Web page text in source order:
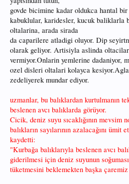
govde bicimine kadar oldukca hantal
kabuklular, karidesler, kucuk baliklarla
oltalarina, arada sirada
da caparilere atladigi oluyor. Dip
olarak geliyor. Artisiyla aslinda
vermiyor.Onlarin yemlerine dadaniyor,
ozel disleri oltalari kolayca
zedeliyerek mundar ediyor.
uzmanlar, bu balıklardan kurtulmanın
beslenen avcı balıklarda görüyor.
Cicik, deniz suyu sıcaklığının mevsim
balıkların sayılarının azalacağını
kaydetti:
"Kurbağa balıklarıyla beslenen avcı
giderilmesi için deniz suyunun soğuması
tüketmesini beklemekten başka